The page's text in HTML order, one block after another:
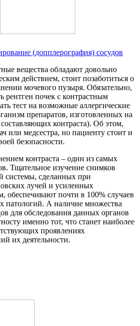
(допплерография) сосудов
вещества обладают довольно
действием, стоит позаботиться о
мочевого пузыря. Обязательно,
рентген почек с контрастным
тест на возможные аллергические
препаратов, изготовленных на
контраста). Об этом,
или медсестра, но пациенту стоит и
безопасности.
контраста – один из самых
Тщательное изучение снимков
системы, сделанных при
лучей и усиленных
обеспечивают почти в 100% случаев
патологий. А наличие множества
для обследования данных органов
именно тот, что станет наиболее
проявлениях
их деятельности.